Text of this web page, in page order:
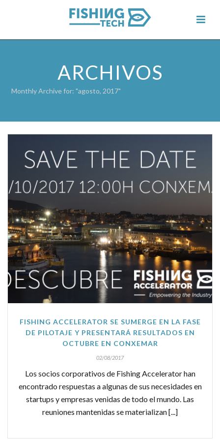
ARCHIVOS
Monthly Archive for: "agosto, 2017"
FISHING ACCELERATOR SE SUMERGE EN LA FASE
DE PILOTAJE Y PRESENTARÁ RESULTADOS EN
OCTUBRE EN CONXEMAR
02/08/2017
Los socios corporativos de Fishing Accelerator han
encontrado respuestas a algunas de sus necesidades en
startups y empresas venidas de todo el mundo. Las
reuniones mantenidas se materializan [...]